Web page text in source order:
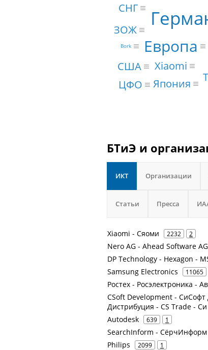
Европа
Xiaomi
США
ЦФО
Япония
СНГ
ЗОЖ
Bork
БТиЭ и
ИКТ Организации
Статьи Пресса
Xiaomi - Сяоми 2232 2
Nero AG - Ahead Software AG
DP Technology - Hexagon -
Samsung Electronics 11065
Ростех - Росэлектроника -
CSoft Development -
Дистрибуция - CS Trade -
Autodesk 639 1
SearchInform -
Philips 2099 1